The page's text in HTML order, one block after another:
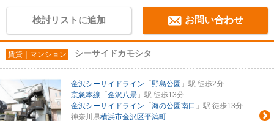
検討リストに追加 お問い合わせ
賃貸｜マンション シーサイドカモシタ
金沢シーサイドライン 「 野島公園 」駅 徒歩2分
京急本線 「 金沢八景 」駅 徒歩13分
金沢シーサイドライン 「 海の公園南口 」駅 徒歩13分
神奈川県横浜市金沢区平潟町